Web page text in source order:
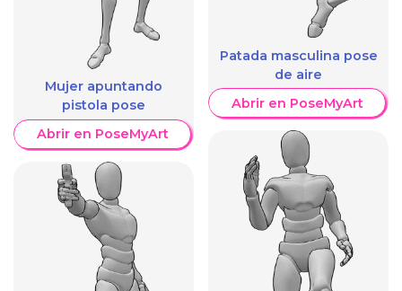
Mujer apuntando
pistola pose
Abrir en PoseMyArt
Patada masculina pose
de aire
Abrir en PoseMyArt